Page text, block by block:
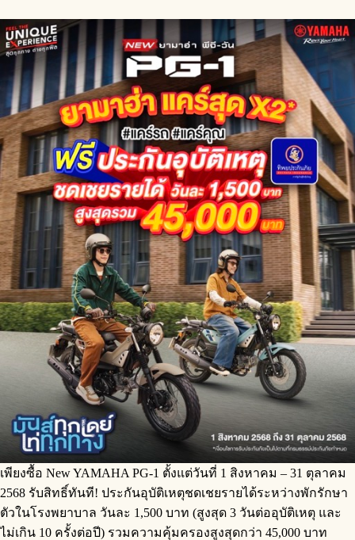
เพียงซื้อ New YAMAHA PG-1 ตั้งแต่วันที่ 1 สิงหาคม – 31 ตุลาคม
2568 รับสิทธิ์ทันที! ประกันอุบัติเหตุชดเชยรายได้ระหว่างพักรักษา
ตัวในโรงพยาบาล วันละ 1,500 บาท (สูงสุด 3 วันต่ออุบัติเหตุ และ
ไม่เกิน 10 ครั้งต่อปี) รวมความคุ้มครองสูงสุดกว่า 45,000 บาท